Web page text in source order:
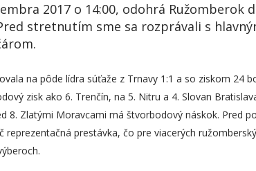
2017 o 14:00, odohrá Ružomberok
stretnutím sme sa rozprávali s
na pôde lídra súťaže z Trnavy 1:1 a so ziskom 24
zisk ako 6. Trenčín, na 5. Nitru a 4. Slovan
8. Zlatými Moravcami má štvorbodový náskok. Pred
reprezentačná prestávka, čo pre viacerých